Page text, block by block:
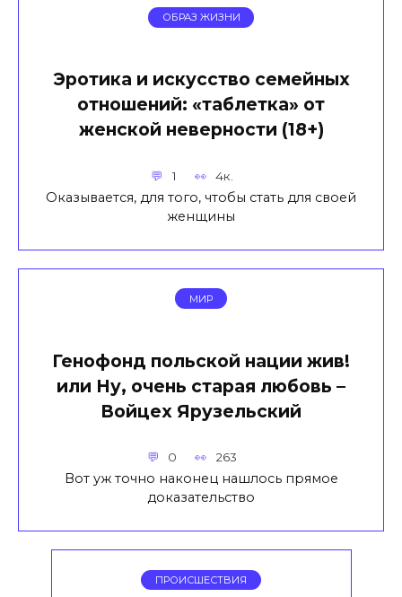
ОБРАЗ ЖИЗНИ
Эротика и искусство семейных
отношений: «таблетка» от
женской неверности (18+)
1 4к.
Оказывается, для того, чтобы стать для своей
женщины
МИР
Генофонд польской нации жив!
или Ну, очень старая любовь –
Войцех Ярузельский
0 263
Вот уж точно наконец нашлось прямое
доказательство
ПРОИСШЕСТВИЯ